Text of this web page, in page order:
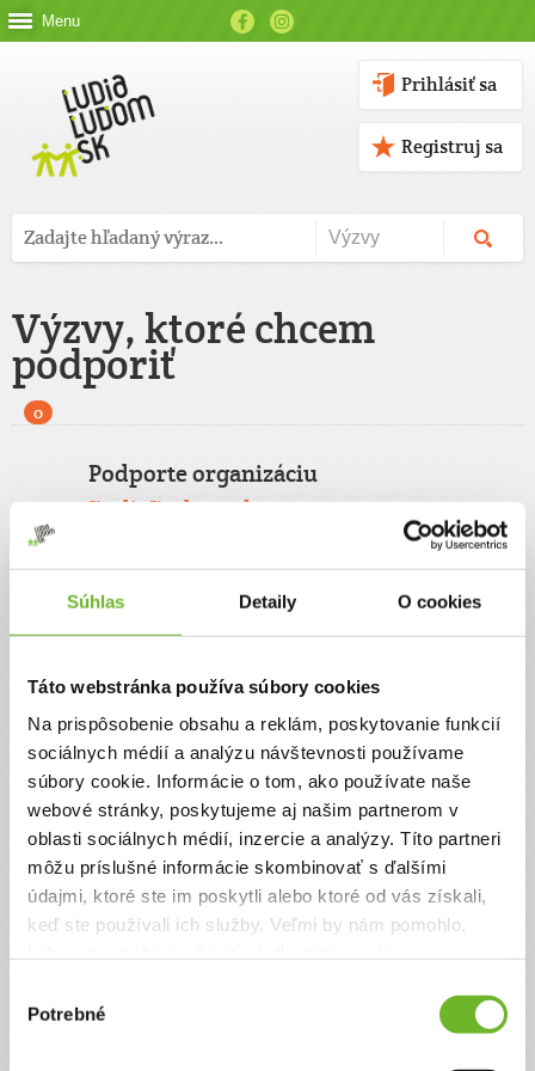
Súhlas Detaily O cookies
Táto webstránka používa súbory cookies
Na prispôsobenie obsahu a reklám, poskytovanie funkcií
sociálnych médií a analýzu návštevnosti používame
súbory cookie. Informácie o tom, ako používate naše
webové stránky, poskytujeme aj našim partnerom v
oblasti sociálnych médií, inzercie a analýzy. Títo partneri
môžu príslušné informácie skombinovať s ďalšími
údajmi, ktoré ste im poskytli alebo ktoré od vás získali,
keď ste používali ich služby. Veľmi by nám pomohlo,
súhlasu
Potrebné
Menu
Prihlásiť sa
Registruj sa
Výzvy, ktoré chcem
podporiť
0
Podporte organizáciu
ĽudiaĽudom.sk
Jednorazový Pravidelný
Celková suma
0 €
Zadajte svoje údaje
Už máte vytvorený svoj účet?Prihláste sa